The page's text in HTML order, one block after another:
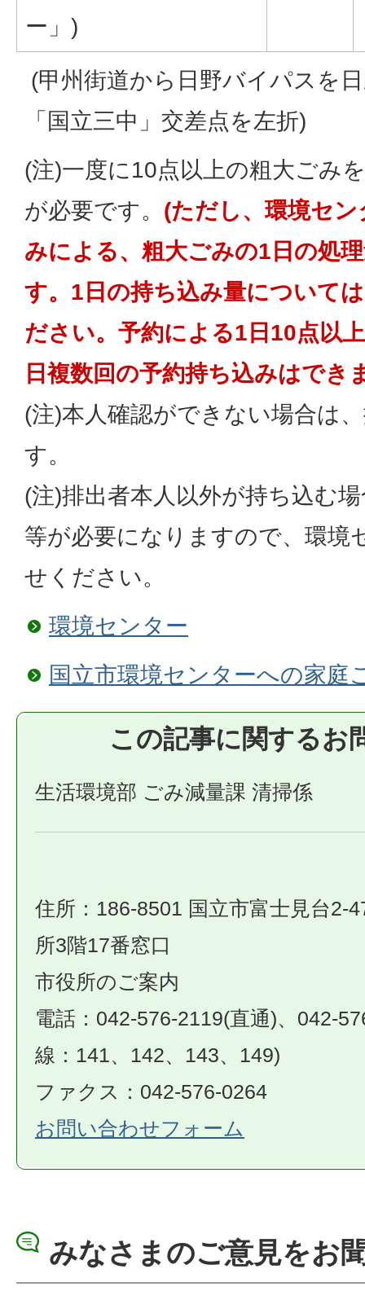
ー」)
(甲州街道から日野バイパスを
「国立三中」交差点を左折)
(注)一度に10点以上の粗大ごみ
が必要です。 (ただし、環境セ
みによる、粗大ごみの1日の処
す。1日の持ち込み量について
ださい。予約による1日10点以
日複数回の予約持ち込みはでき
(注)本人確認ができない場合は
す。
(注)排出者本人以外が持ち込む
等が必要になりますので、環境
せください。
環境センター
国立市環境センターへの家庭
この記事に関するお
生活環境部 ごみ減量課 清掃係
住所：186-8501 国立市富士見台2-
所3階17番窓口
市役所のご案内
電話：042-576-2119(直通)、042-
線：141、142、143、149)
ファクス：042-576-0264
お問い合わせフォーム
みなさまのご意見をお